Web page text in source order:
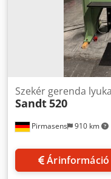
Hidraulikaolaj nélkül
Pirmasens 910 km
Szekér gerenda
Sandt520
Árinformáció